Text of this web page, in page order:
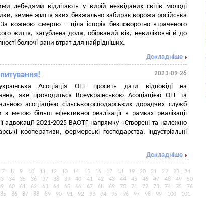
лебедями відлітають у вирій незвіданих світів молоді
земне життя яких безжально забирає ворожа російська
кожною смертю – ціла історія безповоротно втраченого
життя, загублена доля, обірваний вік, невиліковні й до
болючі рани втрат для найрідніших.
Докладніше
2023-09-26
Асоціація ОТГ просить дати відповіді на
яке проводиться Всеукраїнською Асоціацією ОТГ та
асоціацією сільськогосподарських дорадчих служб
з метою більш ефективної реалізації в рамках реалізації
адвокації 2021-2025 ВАОТГ напрямку «Створені та належно
кооперативи, фермерські господарства, індустріальні
Докладніше
7 8 9 10 11 12 13 14 15 16 17 18 19 20 21 22 23
24
34 35 36 37 38 39 40 41 42 43 44 45 46 47 48 49
50
60 61 62 63 64 65 66 67 68 69 70 71 72 73 74 75
76
85 86 87 88 89 90 91 92 93 94 95 96 97 98 99 100
101